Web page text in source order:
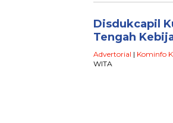
Disdukcapil
Tengah
Advertorial | Kominfo
WITA